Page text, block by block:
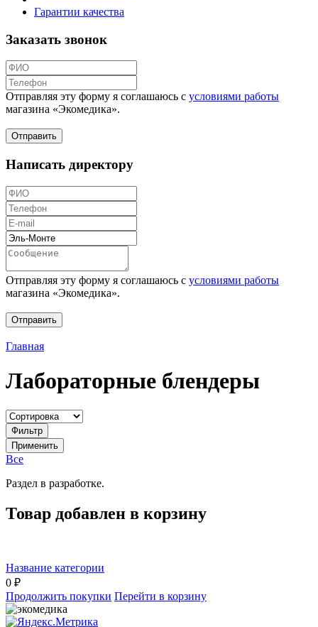
Гарантии качества
Заказать звонок
Отправляя эту форму я соглашаюсь с условиями работы
магазина «Экомедика».
Написать директору
Отправляя эту форму я соглашаюсь с условиями работы
магазина «Экомедика».
Главная
Лабораторные блендеры
Фильтр
Применить
Все
Раздел в разработке.
Товар добавлен в корзину
Название категории
0 ₽
Продолжить покупки Перейти в корзину